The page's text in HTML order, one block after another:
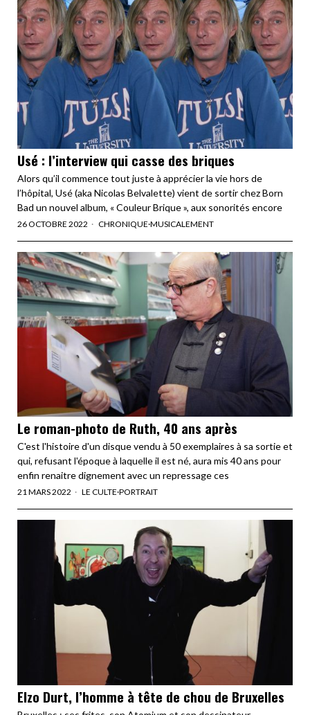
Usé : l’interview qui casse des briques
Alors qu’il commence tout juste à apprécier la vie hors de
l’hôpital, Usé (aka Nicolas Belvalette) vient de sortir chez Born
Bad un nouvel album, « Couleur Brique », aux sonorités encore
26 OCTOBRE 2022 CHRONIQUE·MUSICALEMENT
Le roman-photo de Ruth, 40 ans après
C'est l'histoire d'un disque vendu à 50 exemplaires à sa sortie et
qui, refusant l'époque à laquelle il est né, aura mis 40 ans pour
enfin renaitre dignement avec un repressage ces
21 MARS 2022 LE CULTE·PORTRAIT
Elzo Durt, l’homme à tête de chou de Bruxelles